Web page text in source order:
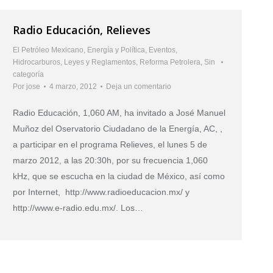
Radio Educación, Relieves
El Petróleo Mexicano, Energía y Política, Eventos,
Hidrocarburos, Leyes y Reglamentos, Reforma Petrolera, Sin
categoría
Por jose 4 marzo, 2012 Deja un comentario
Radio Educación, 1,060 AM, ha invitado a José Manuel
Muñoz del Oservatorio Ciudadano de la Energía, AC, ,
a participar en el programa Relieves, el lunes 5 de
marzo 2012, a las 20:30h, por su frecuencia 1,060
kHz, que se escucha en la ciudad de México, así como
por Internet, http://www.radioeducacion.mx/ y
http://www.e-radio.edu.mx/. Los…